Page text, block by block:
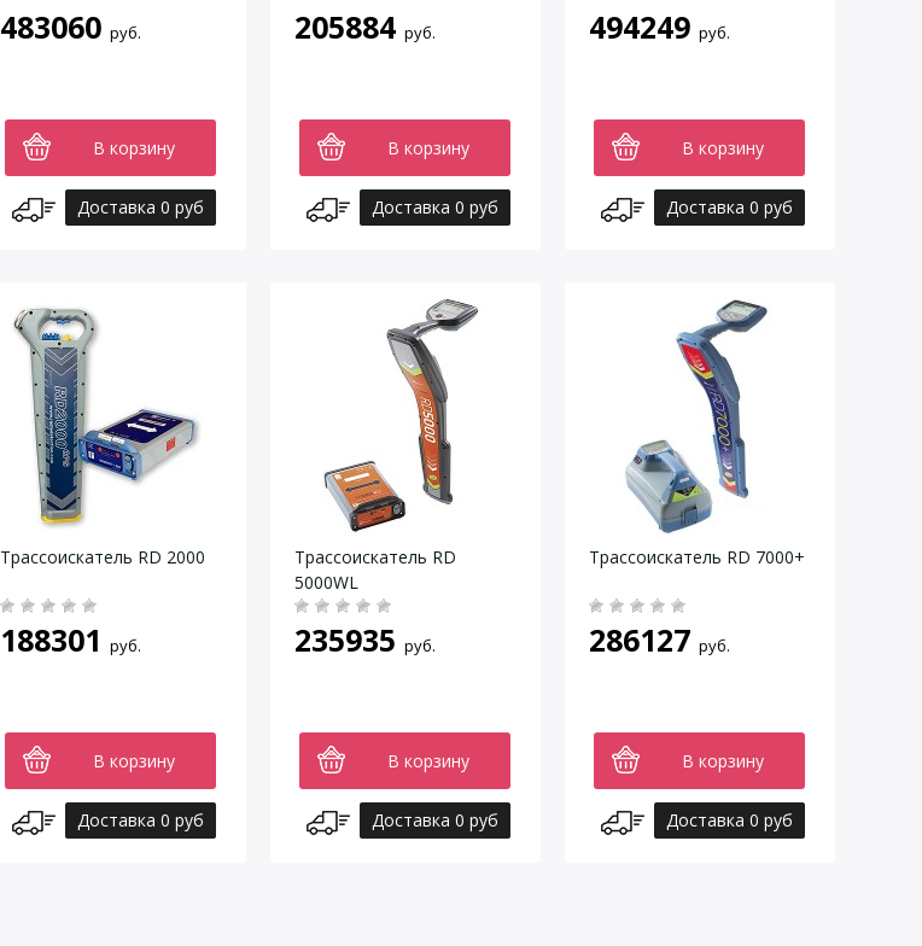
483060 руб.
В корзину
Доставка 0 руб
205884 руб.
В корзину
Доставка 0 руб
494249 руб.
В корзину
Доставка 0 руб
Трассоискатель RD 2000
188301 руб.
В корзину
Доставка 0 руб
Трассоискатель RD
5000WL
235935 руб.
В корзину
Доставка 0 руб
Трассоискатель RD 7000+
286127 руб.
В корзину
Доставка 0 руб